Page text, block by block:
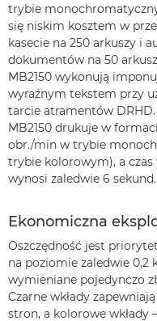
trybie
się niskim kosztem w
kasecie na 250 arkuszy i
dokumentów na 50
MB2150 wykonują
wyraźnym tekstem przy
tarcie atramentów DRHD.
MB2150 drukuje w
obr./min w trybie
trybie kolorowym), a
wynosi zaledwie 6 sekund.
Ekonomiczna
Oszczędność jest
na poziomie zaledwie 0,2
wymieniane pojedynczo
Czarne wkłady
stron, a kolorowe wkłady